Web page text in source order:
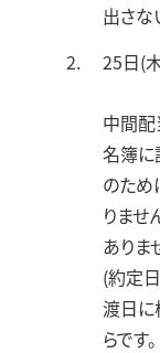
出さな
25日(
中間
名簿に
のため
りませ
ありま
(約定
渡日に
らです。